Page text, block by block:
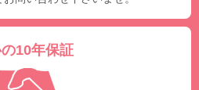
10年保証